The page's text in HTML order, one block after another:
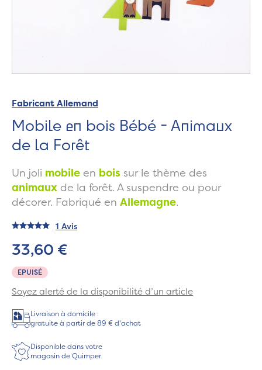
Fabricant Allemand
Mobile en bois Bébé - Animaux
de la Forêt
Un joli mobile en bois sur le thème des
animaux de la forêt. A suspendre ou pour
décorer. Fabriqué en Allemagne.
1 Avis
EPUISÉ
33,60 €
Soyez alerté de la disponibilité d’un article
Livraison à domicile :
gratuite à partir de 89 € d'achat
Disponible dans votre
magasin de Quimper